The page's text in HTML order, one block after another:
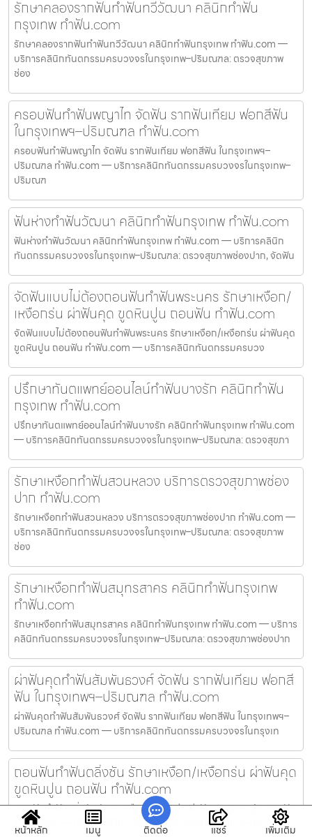
รักษาคลองรากฟันทำฟันทวีวัฒนา คลินิกทำฟัน
กรุงเทพ ทำฟัน.com
รักษาคลองรากฟันทำฟันทวีวัฒนา คลินิกทำฟันกรุงเทพ ทำฟัน.com —
บริการคลินิกทันตกรรมครบวงจรในกรุงเทพ–ปริมณฑล: ตรวจสุขภาพ
ช่อง
ครอบฟันทำฟันพญาไท จัดฟัน รากฟันเทียม ฟอกสีฟัน
ในกรุงเทพฯ–ปริมณฑล ทำฟัน.com
ครอบฟันทำฟันพญาไท จัดฟัน รากฟันเทียม ฟอกสีฟัน ในกรุงเทพฯ–
ปริมณฑล ทำฟัน.com — บริการคลินิกทันตกรรมครบวงจรในกรุงเทพ–
ปริมณฑ
ฟันห่างทำฟันวัฒนา คลินิกทำฟันกรุงเทพ ทำฟัน.com
ฟันห่างทำฟันวัฒนา คลินิกทำฟันกรุงเทพ ทำฟัน.com — บริการคลินิก
ทันตกรรมครบวงจรในกรุงเทพ–ปริมณฑล: ตรวจสุขภาพช่องปาก, จัดฟัน
จัดฟันแบบไม่ต้องถอนฟันทำฟันพระนคร รักษาเหงือก/
เหงือกร่น ผ่าฟันคุด ขูดหินปูน ถอนฟัน ทำฟัน.com
จัดฟันแบบไม่ต้องถอนฟันทำฟันพระนคร รักษาเหงือก/เหงือกร่น ผ่าฟันคุด
ขูดหินปูน ถอนฟัน ทำฟัน.com — บริการคลินิกทันตกรรมครบวง
ปรึกษาทันตแพทย์ออนไลน์ทำฟันบางรัก คลินิกทำฟัน
กรุงเทพ ทำฟัน.com
ปรึกษาทันตแพทย์ออนไลน์ทำฟันบางรัก คลินิกทำฟันกรุงเทพ ทำฟัน.com
— บริการคลินิกทันตกรรมครบวงจรในกรุงเทพ–ปริมณฑล: ตรวจสุขภา
รักษาเหงือกทำฟันสวนหลวง บริการตรวจสุขภาพช่อง
ปาก ทำฟัน.com
รักษาเหงือกทำฟันสวนหลวง บริการตรวจสุขภาพช่องปาก ทำฟัน.com —
บริการคลินิกทันตกรรมครบวงจรในกรุงเทพ–ปริมณฑล: ตรวจสุขภาพ
ช่อง
รักษาเหงือกทำฟันสมุทรสาคร คลินิกทำฟันกรุงเทพ
ทำฟัน.com
รักษาเหงือกทำฟันสมุทรสาคร คลินิกทำฟันกรุงเทพ ทำฟัน.com — บริการ
คลินิกทันตกรรมครบวงจรในกรุงเทพ–ปริมณฑล: ตรวจสุขภาพช่องปาก
ผ่าฟันคุดทำฟันสัมพันธวงศ์ จัดฟัน รากฟันเทียม ฟอกสี
ฟัน ในกรุงเทพฯ–ปริมณฑล ทำฟัน.com
ผ่าฟันคุดทำฟันสัมพันธวงศ์ จัดฟัน รากฟันเทียม ฟอกสีฟัน ในกรุงเทพฯ–
ปริมณฑล ทำฟัน.com — บริการคลินิกทันตกรรมครบวงจรในกรุงเท
ถอนฟันทำฟันตลิ่งชัน รักษาเหงือก/เหงือกร่น ผ่าฟันคุด
ขูดหินปูน ถอนฟัน ทำฟัน.com
ถอนฟันทำฟันตลิ่งชัน รักษาเหงือก/เหงือกร่น ผ่าฟันคุด ขูดหินปูน ถอนฟัน
ทำฟัน.com — บริการคลินิกทันตกรรมครบวงจรในกรุงเทพ–ปร
หน้าหลัก เมนู ติดต่อ แชร์ เพิ่มเติม